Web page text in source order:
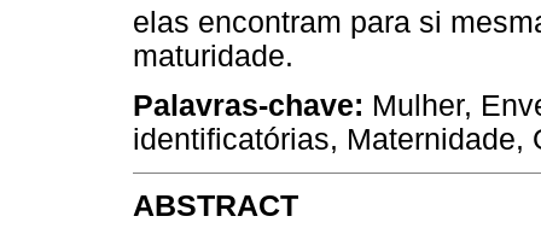
elas encontram para si
maturidade.
Palavras-chave: Mulher,
identificatórias, Maternidade,
ABSTRACT